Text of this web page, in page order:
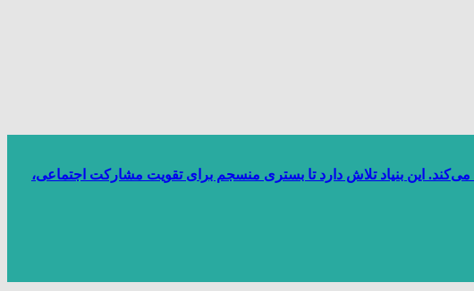
این بنیاد تلاش دارد تا بستری منسجم برای تقویت مشارکت اجتماعی،